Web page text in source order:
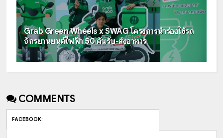
Grab Green Wheels x SWAG โครงการนำร่องใช้รถ
จักรยานยนต์ไฟฟ้า 50 คันรับ-ส่งอาหาร
COMMENTS
FACEBOOK: